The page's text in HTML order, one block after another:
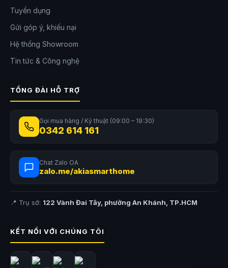
tục. Thiết kế không dây giúp việc lắp đặt trở nên linh hoạt hơn, đặc biệt
tại những vị trí khó kéo điện.
Đây là lựa chọn phù hợp cho những người đang tìm kiếm một camera
định và tiết kiệm chi phí triển khai.
Camera năng lượng mặt trời tiết kiệm chi phí vận
Tuyển dụng
Gửi góp ý, khiếu nại
Hệ thống Showroom
Tin tức & Công nghệ
TỔNG ĐÀI HỖ TRỢ
Gọi mua hàng / Kỹ thuật (09:00 – 19:30)
0342 614 161
Chat Zalo OA
zalo.me/akiasmarthome
📍 Trụ sở: 122 Vành Đai Tây, phường An Khánh, TP.HCM
KẾT NỐI VỚI CHÚNG TÔI